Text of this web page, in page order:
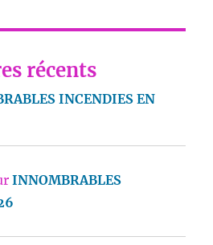
récents
INCENDIES EN
INNOMBRABLES